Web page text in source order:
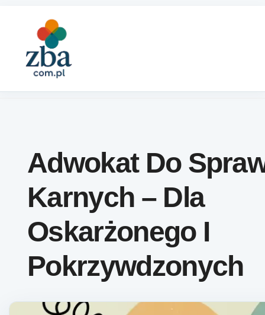
Adwokat Do
Karnych – Dla
Oskarżonego I
Pokrzywdzonych